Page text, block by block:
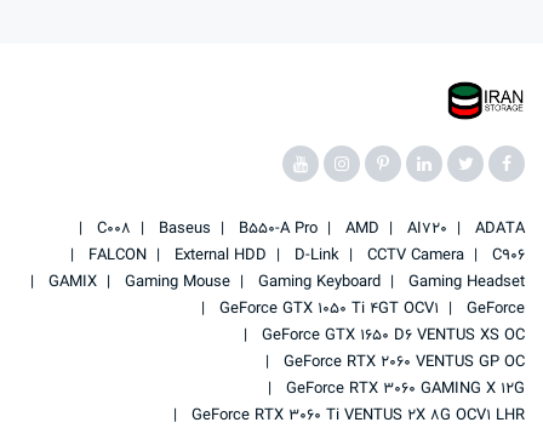
ADATA
AI720
AMD
B550-A Pro
Baseus
C008
C906
CCTV Camera
D-Link
External HDD
FALCON
Gaming Headset
Gaming Keyboard
Gaming Mouse
GAMIX
GeForce
GeForce GTX 1050 Ti 4GT OCV1
GeForce GTX 1650 D6 VENTUS XS OC
GeForce RTX 2060 VENTUS GP OC
GeForce RTX 3060 GAMING X 12G
GeForce RTX 3060 Ti VENTUS 2X 8G OCV1 LHR